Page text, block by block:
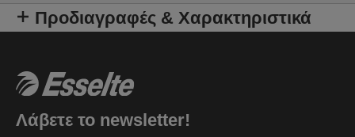
Προδιαγραφές & Χαρακτηριστικά
Λάβετε το newsletter!